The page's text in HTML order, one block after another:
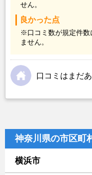
せん。
良かった点
※口コミ数が規定件数
ません。
口コミはまだ
神奈川県の市区町
横浜市